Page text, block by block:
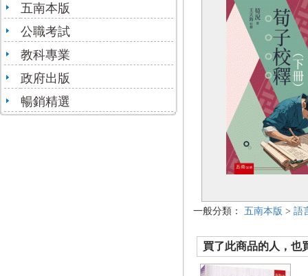
五南本版
公職考試
教科專業
政府出版
暢銷精選
一般分類： 五南本版 > 語
買了此商品的人，也